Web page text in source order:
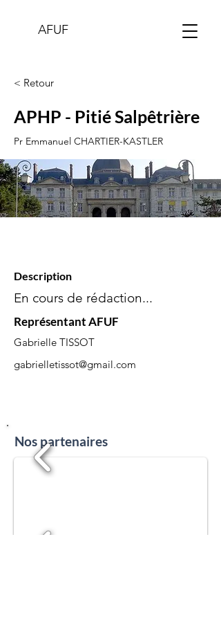
AFUF
< Retour
APHP - Pitié Salpêtrière
Pr Emmanuel CHARTIER-KASTLER
Description
En cours de rédaction...
Représentant AFUF
Gabrielle TISSOT
gabrielletissot@gmail.com
Nos partenaires